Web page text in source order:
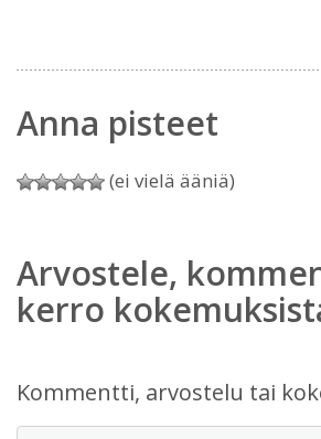
Anna pisteet
(ei vielä ääniä)
Arvostele,
kerro
Kommentti, arvostelu tai